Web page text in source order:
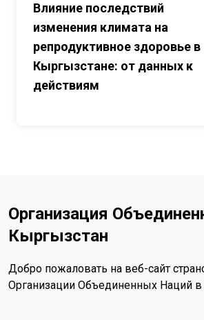
Влияние последствий
изменения климата на
репродуктивное здоровье в
Кыргызстане: от данных к
действиям
Организация
Кыргызстан
Добро пожаловать на веб-сайт
Организации Объединенных Наций